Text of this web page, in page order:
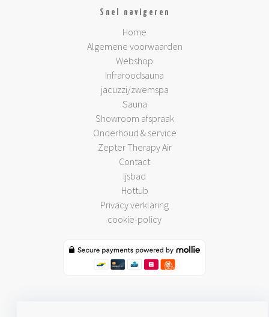
Snel navigeren
Home
Algemene voorwaarden
Webshop
Infraroodsauna
jacuzzi/zwemspa
Sauna
Showroom afspraak
Onderhoud & service
Zepter Therapy Air
Contact
Ijsbad
Hottub
Privacy verklaring
cookie-policy